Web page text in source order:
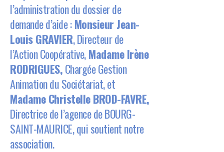
l’administration du dossier de
demande d’aide :Monsieur Jean-
Louis GRAVIER, Directeur de
l’Action Coopérative,Madame Irène
RODRIGUES,Chargée Gestion
Animation du Sociétariat, et
Madame Christelle BROD-FAVRE,
Directrice de l’agence de BOURG-
SAINT-MAURICE, qui soutient notre
association.